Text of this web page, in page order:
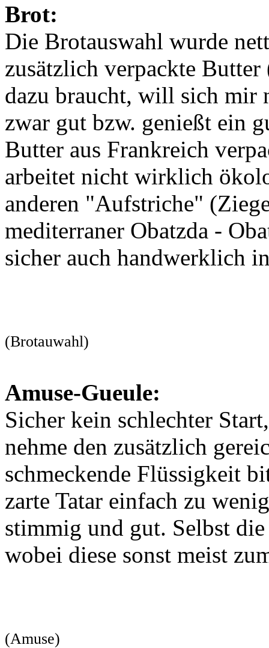
Brot:
Die Brotauswahl wurde
zusätzlich verpackte
dazu braucht, will sich mir
zwar gut bzw. genießt ein
Butter aus Frankreich
arbeitet nicht wirklich
anderen "Aufstriche"
mediterraner Obatzda -
sicher auch handwerklich
(Brotauwahl)
Amuse-Gueule:
Sicher kein schlechter
nehme den zusätzlich
schmeckende Flüssigkeit
zarte Tatar einfach zu
stimmig und gut. Selbst
wobei diese sonst meist
(Amuse)